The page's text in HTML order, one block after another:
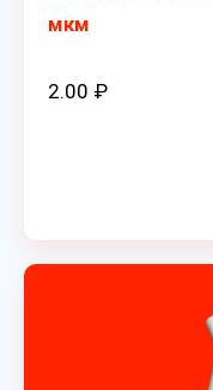
мкм
2.00 ₽